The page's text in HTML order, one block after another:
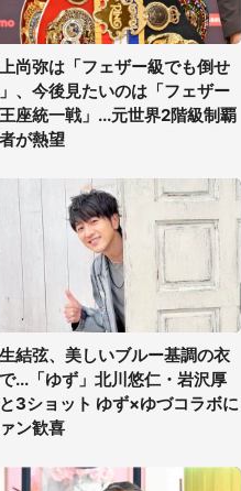
尚弥は「フェザー級でも倒せ
、今後見たいのは「フェザー
座統一戦」...元世界2階級制覇
が熱望
結弦、美しいブルー基調の衣
...「ゆず」北川悠仁・岩沢厚
3ショット ゆず×ゆづコラボに
ン歓喜